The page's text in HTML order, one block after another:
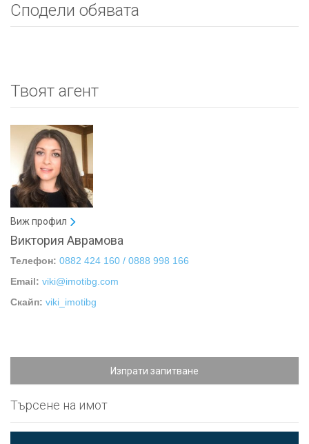
Сподели обявата
Твоят агент
Виж профил
Виктория Аврамова
Телефон: 0882 424 160 / 0888 998 166
Email: viki@imotibg.com
Скайп: viki_imotibg
Изпрати запитване
Търсене на имот